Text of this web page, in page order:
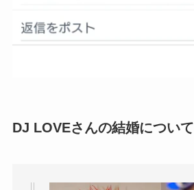
DJ LOVEさんの結婚について